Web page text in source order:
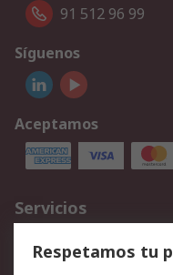
91 512 96 99
Síguenos
Aceptamos
Servicios
Cómo realizar
Facturación y pago
Respetamos tu